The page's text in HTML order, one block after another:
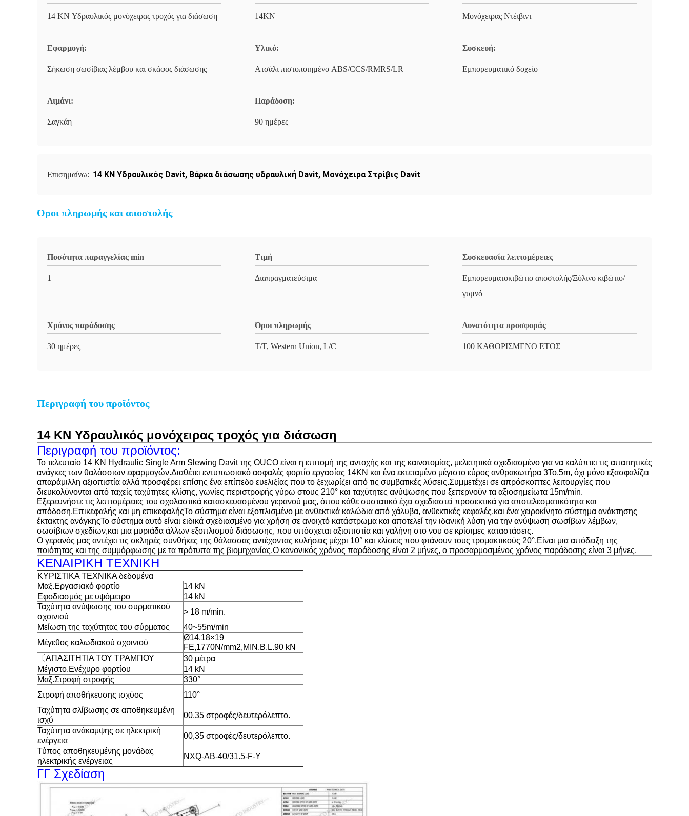
14 KN Υδραυλικός μονόχειρας τροχός για διάσωση 14KN Μονόχειρας Ντέιβιντ
Εφαρμογή:
Σήκωση σωσίβιας λέμβου και σκάφος διάσωσης
Υλικό:
Ατσάλι πιστοποιημένο ABS/CCS/RMRS/LR
Συσκευή:
Εμπορευματικό δοχείο
Λιμάνι:
Σαγκάη
Παράδοση:
90 ημέρες
Επισημαίνω: 14 KN Υδραυλικός Davit, Βάρκα διάσωσης υδραυλική Davit, Μονόχειρα Στρίβις Davit
Όροι πληρωμής και αποστολής
Ποσότητα παραγγελίας min
1
Τιμή
Διαπραγματεύσιμα
Συσκευασία λεπτομέρειες
Εμπορευματοκιβώτιο αποστολής/Ξύλινο κιβώτιο/
γυμνό
Χρόνος παράδοσης
30 ημέρες
Όροι πληρωμής
T/T, Western Union, L/C
Δυνατότητα προσφοράς
100 ΚΑΘΟΡΙΣΜΕΝΟ ΕΤΟΣ
Περιγραφή του προϊόντος
14 KN Υδραυλικός μονόχειρας τροχός για διάσωση
Περιγραφή του προϊόντος:
Το τελευταίο 14 KN Hydraulic Single Arm Slewing Davit της OUCO είναι η επιτομή της αντοχής και της καινοτομίας, μελετητικά σχεδιασμένο για να καλύπτει τις απαιτητικές
ανάγκες των θαλάσσιων εφαρμογών.Διαθέτει εντυπωσιακό ασφαλές φορτίο εργασίας 14KN και ένα εκτεταμένο μέγιστο εύρος ανθρακωτήρα 3Το.5m, όχι μόνο εξασφαλίζει
απαράμιλλη αξιοπιστία αλλά προσφέρει επίσης ένα επίπεδο ευελιξίας που το ξεχωρίζει από τις συμβατικές λύσεις.Συμμετέχει σε απρόσκοπτες λειτουργίες που
διευκολύνονται από ταχείς ταχύτητες κλίσης, γωνίες περιστροφής γύρω στους 210° και ταχύτητες ανύψωσης που ξεπερνούν τα αξιοσημείωτα 15m/min.
Εξερευνήστε τις λεπτομέρειες του σχολαστικά κατασκευασμένου γερανού μας, όπου κάθε συστατικό έχει σχεδιαστεί προσεκτικά για αποτελεσματικότητα και
απόδοση.Επικεφαλής και μη επικεφαλήςΤο σύστημα είναι εξοπλισμένο με ανθεκτικά καλώδια από χάλυβα, ανθεκτικές κεφαλές,και ένα χειροκίνητο σύστημα ανάκτησης
έκτακτης ανάγκηςΤο σύστημα αυτό είναι ειδικά σχεδιασμένο για χρήση σε ανοιχτό κατάστρωμα και αποτελεί την ιδανική λύση για την ανύψωση σωσίβων λέμβων,
σωσίβιων σχεδίων,και μια μυριάδα άλλων εξοπλισμού διάσωσης, που υπόσχεται αξιοπιστία και γαλήνη στο νου σε κρίσιμες καταστάσεις.
Ο γερανός μας αντέχει τις σκληρές συνθήκες της θάλασσας αντέχοντας κυλήσεις μέχρι 10° και κλίσεις που φτάνουν τους τρομακτικούς 20°.Είναι μια απόδειξη της
ποιότητας και της συμμόρφωσης με τα πρότυπα της βιομηχανίας.Ο κανονικός χρόνος παράδοσης είναι 2 μήνες, ο προσαρμοσμένος χρόνος παράδοσης είναι 3 μήνες.
ΚΕΝΑΙΡΙΚΗ ΤΕΧΝΙΚΗ
ΚΥΡΙΣΤΙΚΑ ΤΕΧΝΙΚΑ δεδομένα
Μαξ.Εργασιακό φορτίο
14 kN
Εφοδιασμός με υψόμετρο
14 kN
Ταχύτητα ανύψωσης του συρματικού
σχοινιού
> 18 m/min.
Μείωση της ταχύτητας του σύρματος
40~55m/min
Μέγεθος καλωδιακού σχοινιού
Ø14,18×19
FE,1770N/mm2,MIN.B.L.90 kN
〔ΑΠΑΣΙΤΗΤΙΑ ΤΟΥ ΤΡΑΜΠΟΥ
30 μέτρα
Μέγιστο.Ενέχυρο φορτίου
14 kN
Μαξ.Στροφή στροφής
330°
Στροφή αποθήκευσης ισχύος
110°
Ταχύτητα σλίβωσης σε αποθηκευμένη
ισχύ
00,35 στροφές/δευτερόλεπτο.
Ταχύτητα ανάκαμψης σε ηλεκτρική
ενέργεια
00,35 στροφές/δευτερόλεπτο.
Τύπος αποθηκευμένης μονάδας
ηλεκτρικής ενέργειας
NXQ-AB-40/31.5-F-Y
ΓΓ Σχεδίαση